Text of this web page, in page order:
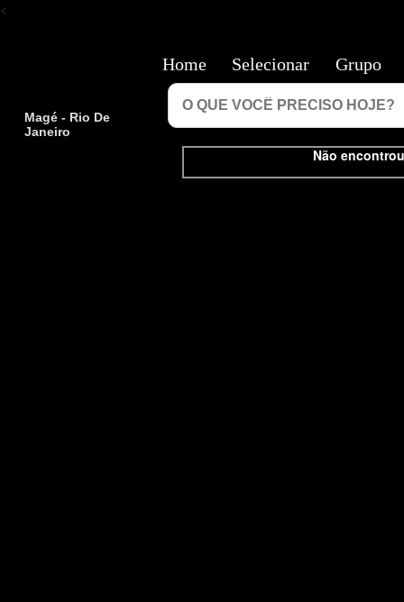
<
Magé - Rio De
Janeiro
Não
Home Selecionar Grupo